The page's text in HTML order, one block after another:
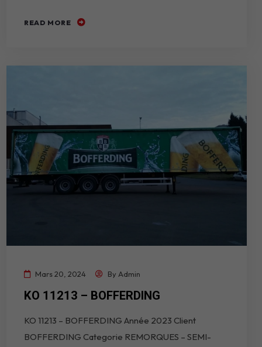
READ MORE
Mars 20, 2024 By Admin
KO 11213 – BOFFERDING
KO 11213 – BOFFERDING Année 2023 Client
BOFFERDING Categorie REMORQUES – SEMI-